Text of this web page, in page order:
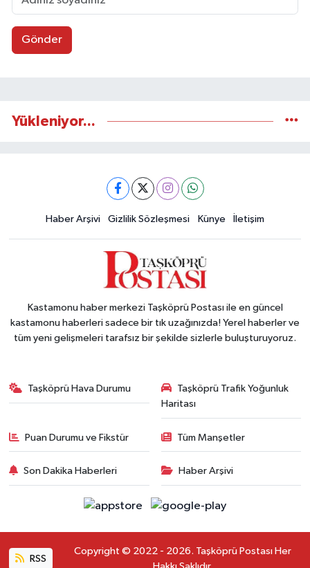
Gönder
Yükleniyor...
Haber Arşivi Gizlilik Sözleşmesi Künye İletişim
Kastamonu haber merkezi Taşköprü Postası ile en güncel
kastamonu haberleri sadece bir tık uzağınızda! Yerel haberler ve
tüm yeni gelişmeleri tarafsız bir şekilde sizlerle buluşturuyoruz.
Taşköprü Hava Durumu
Taşköprü Trafik Yoğunluk
Haritası
Puan Durumu ve Fikstür Tüm Manşetler
Son Dakika Haberleri Haber Arşivi
RSS
Copyright © 2022 - 2026. Taşköprü Postası Her